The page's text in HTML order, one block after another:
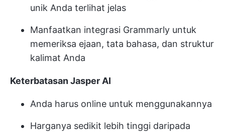
unik Anda terlihat jelas
Manfaatkan integrasi Grammarly untuk
memeriksa ejaan, tata bahasa, dan struktur
kalimat Anda
Keterbatasan Jasper AI
Anda harus online untuk menggunakannya
Harganya sedikit lebih tinggi daripada